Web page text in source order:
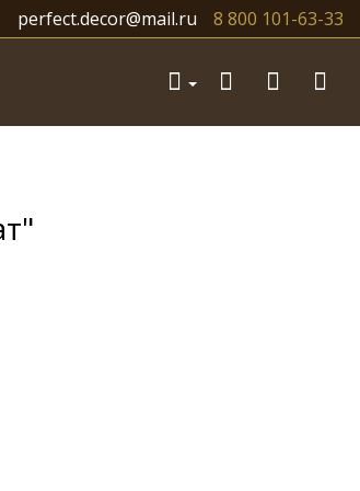
8 800 101-63-33
perfect.decor@mail.ru